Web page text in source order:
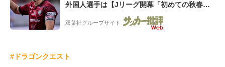
外国人選手は【Jリーグ開幕「初めての秋春
双葉社グループサイト
#ドラゴンクエスト